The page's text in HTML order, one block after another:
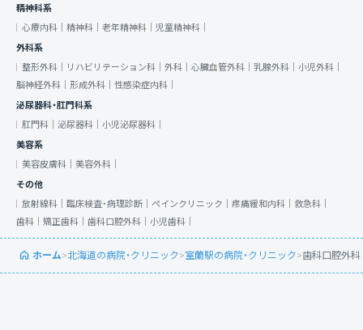
精神科系
心療内科｜ 精神科｜ 老年精神科｜ 児童精神科｜
外科系
整形外科｜
リハビリテーション科｜ 外科｜ 心臓血管外科｜ 乳腺外科｜ 小児外科｜
脳神経外科｜ 形成外科｜ 性感染症内科｜
泌尿器科・肛門科系
肛門科｜ 泌尿器科｜ 小児泌尿器科｜
美容系
美容皮膚科｜ 美容外科｜
その他
放射線科｜ 臨床検査・病理診断｜ ペインクリニック｜ 疼痛緩和内科｜ 救急科｜
歯科｜ 矯正歯科｜ 歯科口腔外科｜ 小児歯科｜
ホーム>北海道の病院・クリニック>室蘭駅の病院・クリニック>歯科口腔外科